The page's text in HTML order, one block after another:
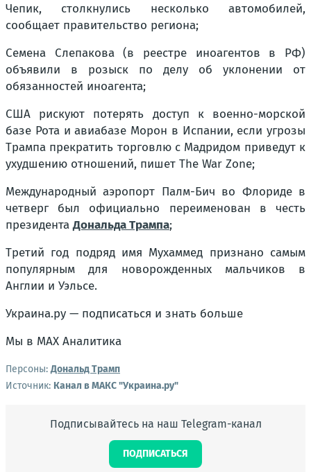
Чепик, столкнулись несколько автомобилей,
сообщает правительство региона;
Семена Слепакова (в реестре иноагентов в РФ)
объявили в розыск по делу об уклонении от
обязанностей иноагента;
США рискуют потерять доступ к военно-морской
базе Рота и авиабазе Морон в Испании, если угрозы
Трампа прекратить торговлю с Мадридом приведут к
ухудшению отношений, пишет The War Zone;
Международный аэропорт Палм-Бич во Флориде в
четверг был официально переименован в честь
президентаДональда Трампа;
Третий год подряд имя Мухаммед признано самым
популярным для новорожденных мальчиков в
Англии и Уэльсе.
Украина.ру — подписаться и знать больше
Мы в MAX Аналитика
Персоны: Дональд Трамп
Источник: Канал в МАКС "Украина.ру"
Подписывайтесь на наш Telegram-канал
ПОДПИСАТЬСЯ